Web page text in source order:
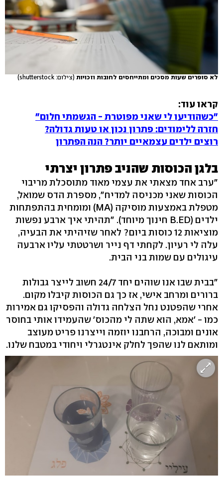
לא סופרים שעות מסכים ומתייחסים לחובות וזכויות(צילום: shutterstock)
קראו עוד:
"כשהודיעו לי שאני מפוטרת - הגשמתי חלום"
חזרה ללימודים: פתרון נכון או טעות גדולה?
רוצים ילדים עצמאיים יותר? הנה הפתרון
בלגן הכוסות שהניב פתרון יצרתי
"ערב אחד מצאתי את עצמי מאוד מתוסכלת מריבוי
הכוסות שאני מכניסה למדיח", מספרת הדס שמואל,
מטפלת באמצעות מוסיקה (MA) ומומחית בהתפתחות
ילדים (B.ED חינוך מיוחד). "תהיתי איך ארבע נפשות
מוציאות 12 כוסות ביום? לאחר שזיהיתי את הבעיה,
עלה לי רעיון. לקחתי דף נייר ושרטטתי עליו ארבעה
עיגולים עם שמות בני הבית.
"בבית שבו אנו שוהים יחד 24/7 חשוב לייצר גבולות
ברורים ומרחב אישי, אז כך גם הכוסות קיבלו מקום.
אחרי שהפטנט נחל הצלחה גדולה והפסיקו גם אמירות
כמו - 'אמא, הוא שתה לי מהכוס' שהעמידו אותי בחוסר
אונים ומבוכה, הרחבנו יוזמה וייצרנו פריט מעוצב
ומותאם לנו שהפך לחלק אינטגרלי ויחודי במטבח שלנו.